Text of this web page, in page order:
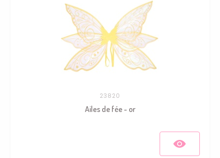
23820
Ailes de fée - or